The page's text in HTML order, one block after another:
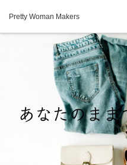
Pretty Woman Makers